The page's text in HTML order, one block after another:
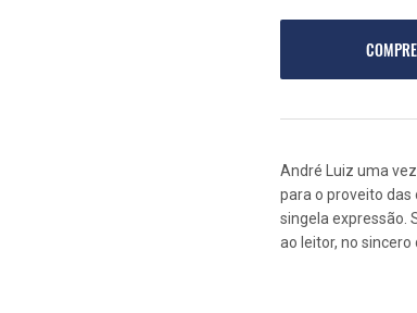
André Luiz uma
para o proveito das
singela expressão.
ao leitor, no